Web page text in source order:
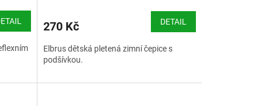
270 Kč DETAIL
Elbrus dětská pletená zimní čepice s
podšívkou.